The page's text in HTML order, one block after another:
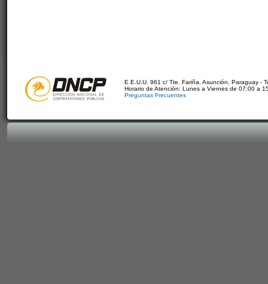
E.E.U.U. 961 c/ Tte. Fariña. Asunción, Paraguay -
Horario de Atención: Lunes a Viernes de 07:00 a
Preguntas Frecuentes